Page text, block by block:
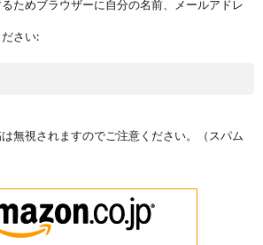
ためブラウザーに自分の名前、メールアドレ
さい:
無視されますのでご注意ください。（スパム